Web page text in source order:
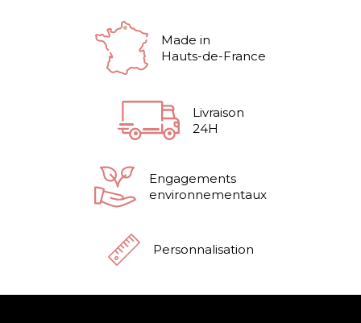
Made in
Hauts-de-France
Livraison
24H
Engagements
environnementaux
Personnalisation